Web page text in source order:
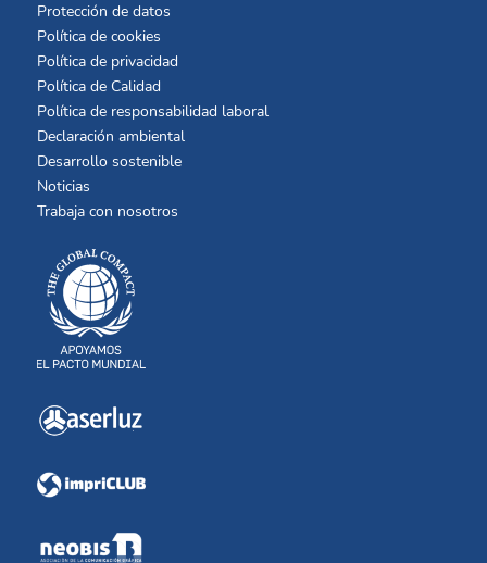
Protección de datos
Política de cookies
Política de privacidad
Política de Calidad
Política de responsabilidad laboral
Declaración ambiental
Desarrollo sostenible
Noticias
Trabaja con nosotros